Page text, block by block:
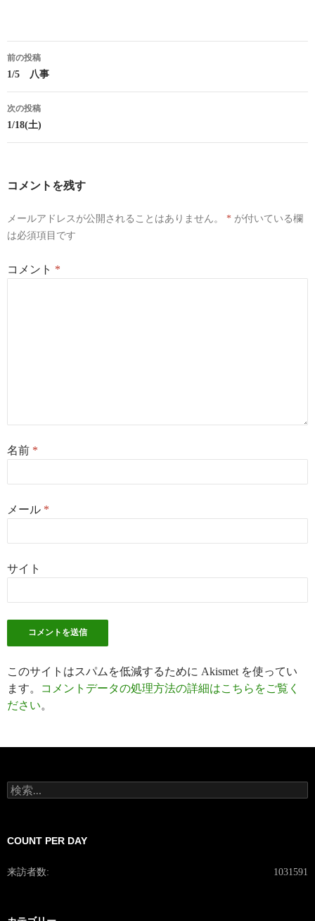
投
稿
ナ
ビ
ョ
前の投稿
1/5 八事
次の投稿
1/18(土)
コメントを残す
メールアドレスが公開されることはありません。 * が付いている欄
は必須項目です
コメント *
名前 *
メール *
サイト
このサイトはスパムを低減するために Akismet を使ってい
ます。
コメントデータの処理方法の詳細はこちらをご覧く
ださい。
検
索:
COUNT PER DAY
1031591
来訪者数: